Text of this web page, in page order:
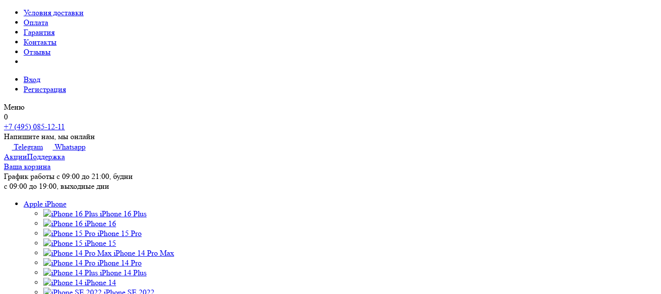
Условия доставки
Оплата
Гарантия
Контакты
Отзывы
Вход
Регистрация
Меню
0
+7 (495) 085-12-11
Напишите нам, мы онлайн
Telegram
Whatsapp
АкцииПоддержка
Ваша корзина
График работы с 09:00 до 21:00, будни
с 09:00 до 19:00, выходные дни
Apple iPhone
iPhone 16 Plus
iPhone 16
iPhone 15 Pro
iPhone 15
iPhone 14 Pro Max
iPhone 14 Pro
iPhone 14 Plus
iPhone 14